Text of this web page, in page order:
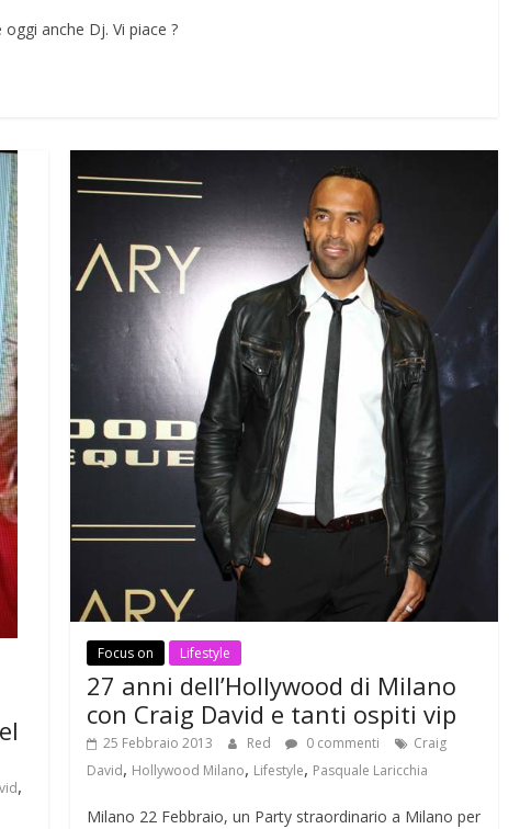
anche Dj. Vi piace ?
,
Focus on Lifestyle
27 anni dell’Hollywood di Milano
con Craig David e tanti ospiti vip
25 Febbraio 2013 Red 0 commenti
Craig
David, Hollywood Milano, Lifestyle, Pasquale Laricchia
Milano 22 Febbraio, un Party straordinario a Milano per